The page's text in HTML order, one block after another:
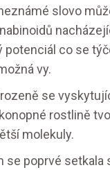
slovo
potenciál co se
vy.
se
rostlině
molekuly.
se poprvé setkala